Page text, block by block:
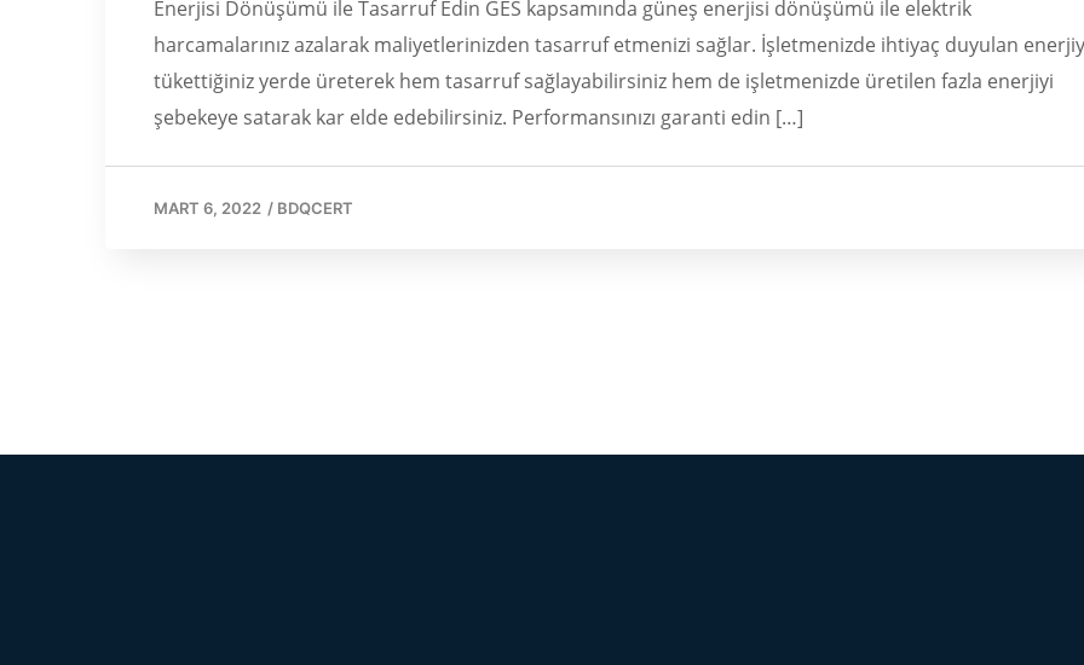
Enerjisi Dönüşümü ile Tasarruf Edin GES kapsamında güneş enerjisi dönüşümü ile elektrik
harcamalarınız azalarak maliyetlerinizden tasarruf etmenizi sağlar. İşletmenizde ihtiyaç duyulan
tükettiğiniz yerde üreterek hem tasarruf sağlayabilirsiniz hem de işletmenizde üretilen fazla enerjiyi
şebekeye satarak kar elde edebilirsiniz. Performansınızı garanti edin […]
MART 6, 2022 / BDQCERT